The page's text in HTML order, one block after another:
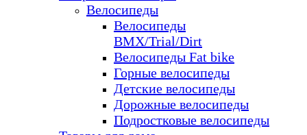
Велосипеды
Велосипеды
BMX/Trial/Dirt
Велосипеды Fat bike
Горные велосипеды
Детские велосипеды
Дорожные велосипеды
Подростковые велосипеды